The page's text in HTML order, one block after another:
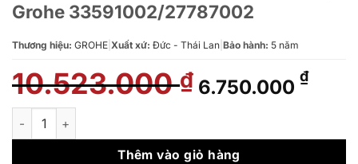
Grohe 33591002/27787002
Thương hiệu: GROHE Xuất xứ: Đức - Thái Lan Bảo hành: 5 năm
10.523.000₫ Giá
gốc
10.523.000 ₫.
6.750.000 ₫Giá
là:
Bộ sen tắm nóng lạnh kèm thanh trượt Grohe 33591002/
Thêm vào giỏ hàng